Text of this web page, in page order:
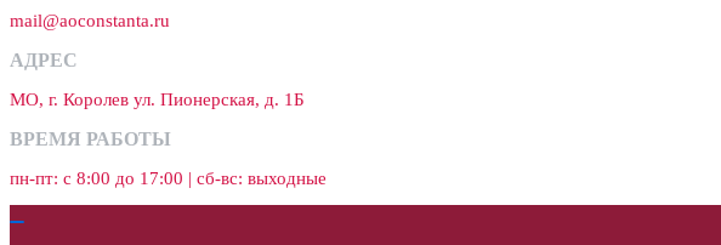
mail@aoconstanta.ru
АДРЕС
МО, г. Королев ул. Пионерская, д. 1Б
ВРЕМЯ РАБОТЫ
пн-пт: с 8:00 до 17:00 | сб-вс: выходные